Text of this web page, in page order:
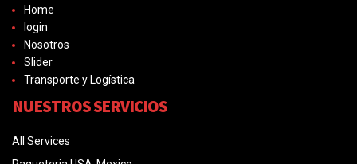
Home
login
Nosotros
Slider
Transporte y Logística
NUESTROS SERVICIOS
All Services